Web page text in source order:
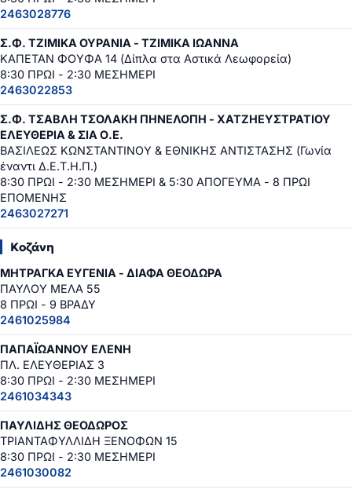
2463028776
Σ.Φ. ΤΖΙΜΙΚΑ ΟΥΡΑΝΙΑ - ΤΖΙΜΙΚΑ ΙΩΑΝΝΑ
ΚΑΠΕΤΑΝ ΦΟΥΦΑ 14 (Δίπλα στα Αστικά Λεωφορεία)
8:30 ΠΡΩΙ - 2:30 ΜΕΣΗΜΕΡΙ
2463022853
Σ.Φ. ΤΣΑΒΛΗ ΤΣΟΛΑΚΗ ΠΗΝΕΛΟΠΗ - ΧΑΤΖΗΕΥΣΤΡΑΤΙΟΥ
ΕΛΕΥΘΕΡΙΑ & ΣΙΑ Ο.Ε.
ΒΑΣΙΛΕΩΣ ΚΩΝΣΤΑΝΤΙΝΟΥ & ΕΘΝΙΚΗΣ ΑΝΤΙΣΤΑΣΗΣ (Γωνία
έναντι Δ.Ε.Τ.Η.Π.)
8:30 ΠΡΩΙ - 2:30 ΜΕΣΗΜΕΡΙ & 5:30 ΑΠΟΓΕΥΜΑ - 8 ΠΡΩΙ
ΕΠΟΜΕΝΗΣ
2463027271
Κοζάνη
ΜΗΤΡΑΓΚΑ ΕΥΓΕΝΙΑ - ΔΙΑΦΑ ΘΕΟΔΩΡΑ
ΠΑΥΛΟΥ ΜΕΛΑ 55
8 ΠΡΩΙ - 9 ΒΡΑΔΥ
2461025984
ΠΑΠΑΪΩΑΝΝΟΥ ΕΛΕΝΗ
ΠΛ. ΕΛΕΥΘΕΡΙΑΣ 3
8:30 ΠΡΩΙ - 2:30 ΜΕΣΗΜΕΡΙ
2461034343
ΠΑΥΛΙΔΗΣ ΘΕΟΔΩΡΟΣ
ΤΡΙΑΝΤΑΦΥΛΛΙΔΗ ΞΕΝΟΦΩΝ 15
8:30 ΠΡΩΙ - 2:30 ΜΕΣΗΜΕΡΙ
2461030082